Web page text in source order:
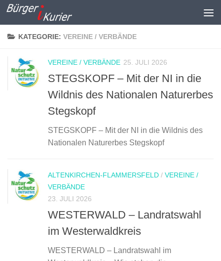
Zum Inhalt springen
KATEGORIE: VEREINE / VERBÄNDE
VEREINE / VERBÄNDE 25. JULI 2026
STEGSKOPF – Mit der NI in die
Wildnis des Nationalen Naturerbes
Stegskopf
STEGSKOPF – Mit der NI in die Wildnis des
Nationalen Naturerbes Stegskopf
ALTENKIRCHEN-FLAMMERSFELD / VEREINE /
VERBÄNDE
23. JULI 2026
WESTERWALD – Landratswahl
im Westerwaldkreis
WESTERWALD – Landratswahl im